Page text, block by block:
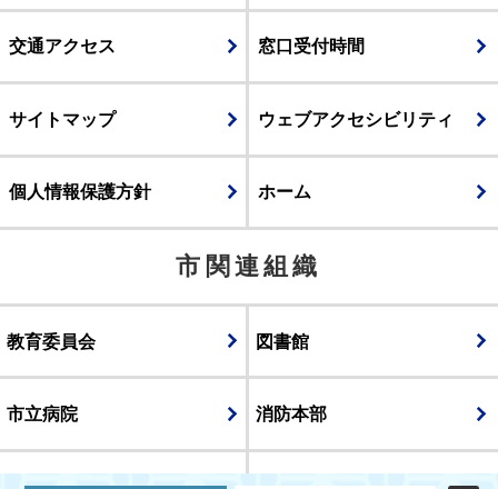
交通アクセス 窓口受付時間
サイトマップ ウェブアクセシビリティ
個人情報保護方針 ホーム
市関連組織
教育委員会 図書館
市立病院 消防本部